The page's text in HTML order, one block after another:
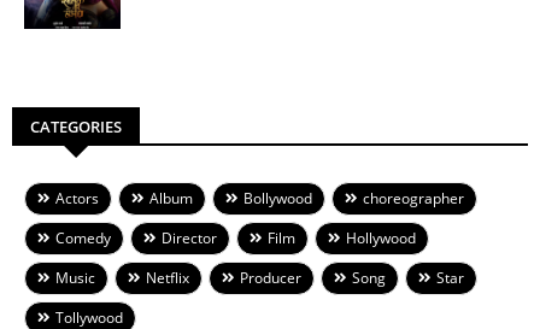
CATEGORIES
Actors Album Bollywood
choreographer
Comedy
Director Film
Hollywood
Music
Netflix Producer Song
Star
Tollywood